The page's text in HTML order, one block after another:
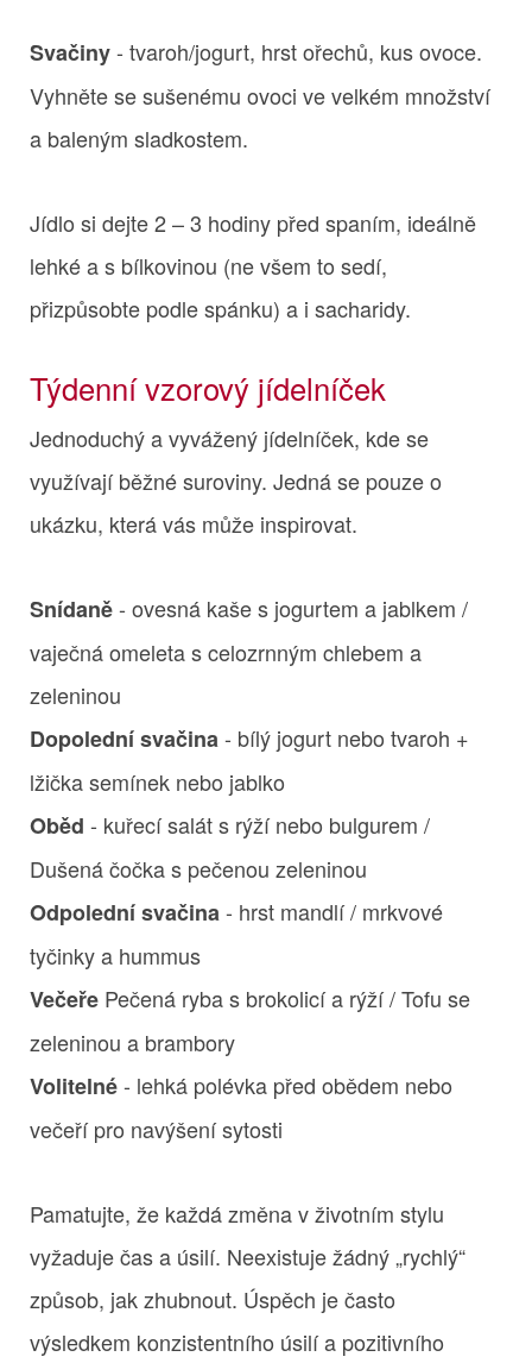
Svačiny- tvaroh/jogurt, hrst ořechů, kus ovoce.
Vyhněte se sušenému ovoci ve velkém množství
a baleným sladkostem.
Jídlo si dejte 2 – 3 hodiny před spaním, ideálně
lehké a s bílkovinou (ne všem to sedí,
přizpůsobte podle spánku) a i sacharidy.
Týdenní vzorový jídelníček
Jednoduchý a vyvážený jídelníček, kde se
využívají běžné suroviny. Jedná se pouze o
ukázku, která vás může inspirovat.
Snídaně- ovesná kaše s jogurtem a jablkem /
vaječná omeleta s celozrnným chlebem a
zeleninou
Dopolední svačina- bílý jogurt nebo tvaroh +
lžička semínek nebo jablko
Oběd - kuřecí salát s rýží nebo bulgurem /
Dušená čočka s pečenou zeleninou
Odpolední svačina- hrst mandlí / mrkvové
tyčinky a hummus
Večeře Pečená ryba s brokolicí a rýží / Tofu se
zeleninou a brambory
Volitelné- lehká polévka před obědem nebo
večeří pro navýšení sytosti
Pamatujte, že každá změna v životním stylu
vyžaduje čas a úsilí. Neexistuje žádný „rychlý“
způsob, jak zhubnout. Úspěch je často
výsledkem konzistentního úsilí a pozitivního